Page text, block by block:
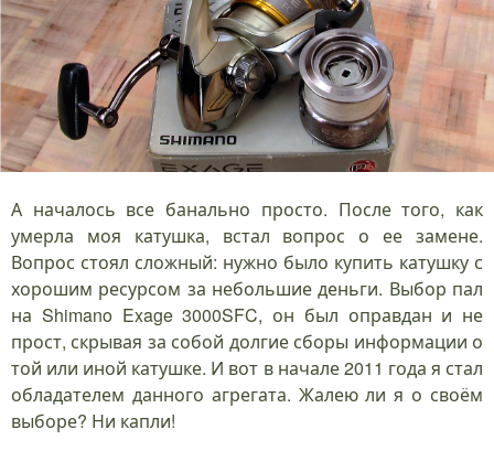
А началось все банально просто. После того, как
умерла моя катушка, встал вопрос о ее замене.
Вопрос стоял сложный: нужно было купить катушку с
хорошим ресурсом за небольшие деньги. Выбор пал
на Shimano Exage 3000SFC, он был оправдан и не
прост, скрывая за собой долгие сборы информации о
той или иной катушке. И вот в начале 2011 года я стал
обладателем данного агрегата. Жалею ли я о своём
выборе? Ни капли!